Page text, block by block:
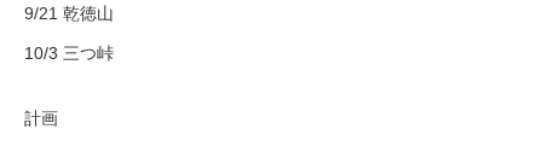
9/21 乾徳山
10/3 三つ峠
計画